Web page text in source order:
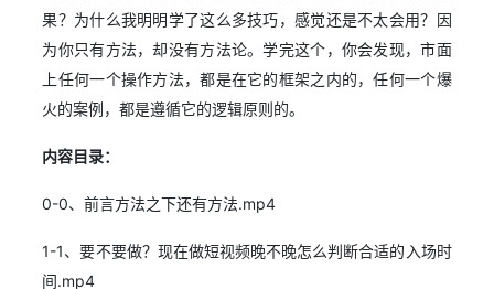
果？为什么我明明学了这么多技巧，感觉还是不太会用？因
为你只有方法，却没有方法论。学完这个，你会发现，市面
上任何一个操作方法，都是在它的框架之内的，任何一个爆
火的案例，都是遵循它的逻辑原则的。
内容目录：
0-0、前言方法之下还有方法.mp4
1-1、要不要做？现在做短视频晚不晚怎么判断合适的入场时
间.mp4